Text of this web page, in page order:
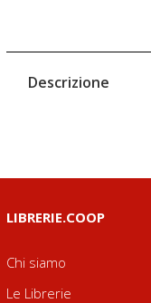
Descrizione
LIBRERIE.COOP
Chi siamo
Le Librerie